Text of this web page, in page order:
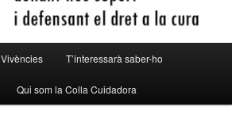
Vivències T’interessarà saber-ho
Qui som la Colla Cuidadora